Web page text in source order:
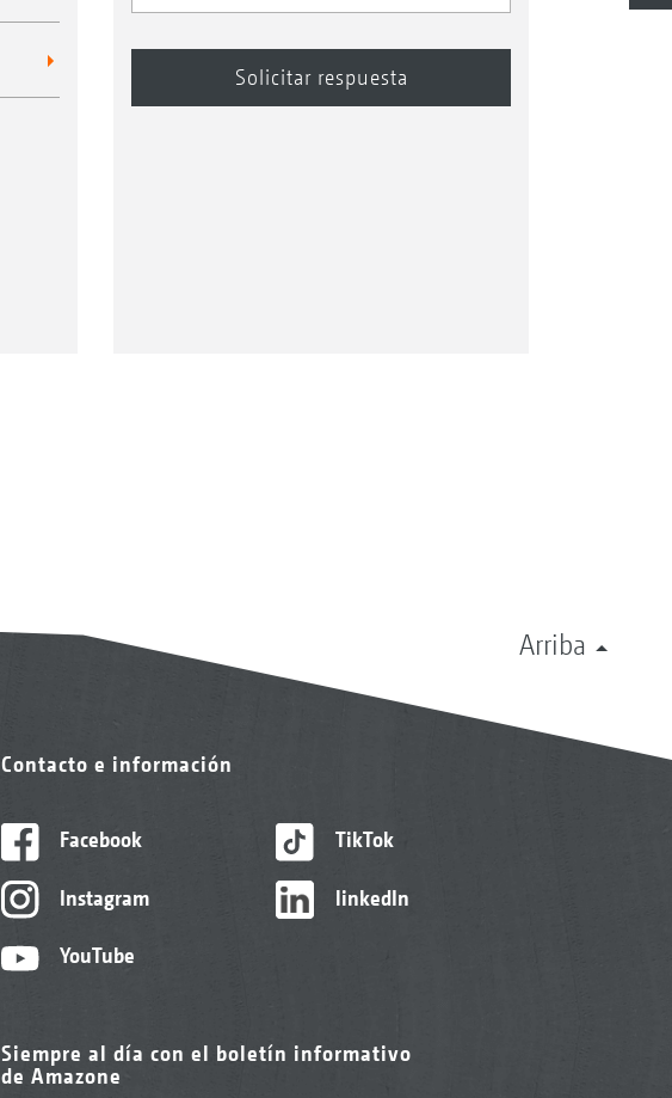
Arriba
Contacto e información
Facebook
Instagram
YouTube
TikTok
linkedIn
Siempre al día con el boletín informativo
de Amazone